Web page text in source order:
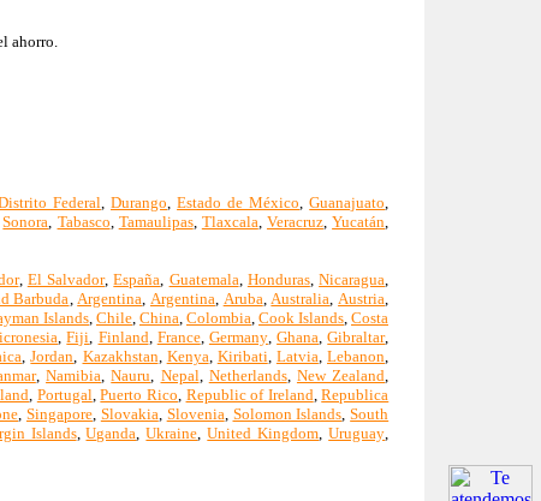
ahorro.
Federal, Durango,Estado de México,Guanajuato,
Sonora, Tabasco, Tamaulipas, Tlaxcala, Veracruz,Yucatán,
, El Salvador,España, Guatemala, Honduras,Nicaragua,
Barbuda,Argentina, Argentina, Aruba,Australia,Austria,
Islands, Chile, China, Colombia, Cook Islands, Costa
,Fiji, Finland, France, Germany,Ghana,Gibraltar,
,Jordan, Kazakhstan, Kenya, Kiribati, Latvia, Lebanon,
,Namibia,Nauru, Nepal, Netherlands, New Zealand,
, Portugal,Puerto Rico, Republic of Ireland,Republica
, Singapore, Slovakia, Slovenia, Solomon Islands,South
Islands,Uganda,Ukraine,United Kingdom,Uruguay,